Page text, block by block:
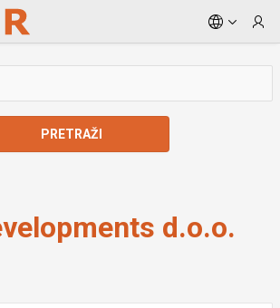
PRETRAŽI
d.o.o.